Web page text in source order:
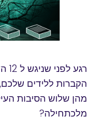
הקברות ללידים שלכם,
מהן שלוש הסיבות
מלכתחילה?